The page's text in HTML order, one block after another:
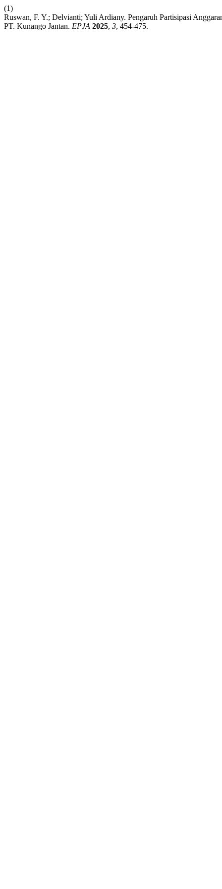
(1)
Ruswan, F. Y.; Delvianti; Yuli Ardiany. Pengaruh Partisipasi
PT. Kunango Jantan. EPJA 2025, 3, 454-475.